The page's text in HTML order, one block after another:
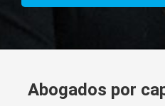
Abogados por